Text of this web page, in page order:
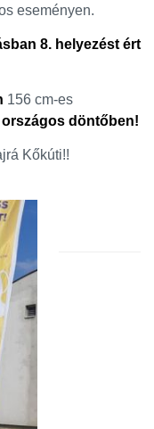
eseményen.
8. helyezést ért
156 cm-es
döntőben!
Kőkúti!!